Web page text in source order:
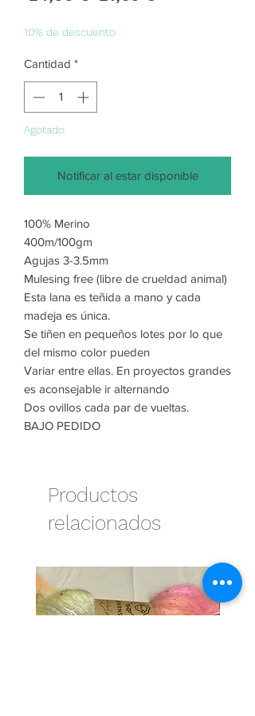
10% de descuento
Cantidad *
Agotado
Notificar al estar disponible
100% Merino
400m/100gm
Agujas 3-3.5mm
Mulesing free (libre de crueldad animal)
Esta lana es teñida a mano y cada
madeja es única.
Se tiñen en pequeños lotes por lo que
del mismo color pueden
Variar entre ellas. En proyectos grandes
es aconsejable ir alternando
Dos ovillos cada par de vueltas.
BAJO PEDIDO
Productos
relacionados